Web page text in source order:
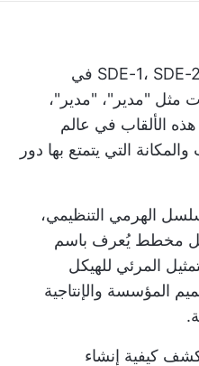
هل سبق لك أن رأيت ألقاب SDE-1، SDE-2 في
مثل "مدير"، "مدير"،
الألقاب في عالم
التي يتمتع بها دور
الهرمي التنظيمي،
مخطط يُعرف باسم
المرئي للهيكل
المؤسسة والإنتاجية
كيفية إنشاء